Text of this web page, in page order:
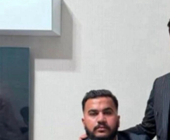
YAŞAM
RESMİ İLANLAR
Haber Arşivi